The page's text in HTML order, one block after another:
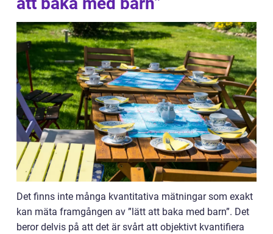
Det finns inte många kvantitativa mätningar som exakt
kan mäta framgången av ”lätt att baka med barn”. Det
beror delvis på att det är svårt att objektivt kvantifiera